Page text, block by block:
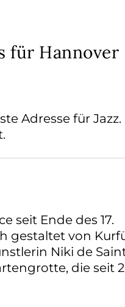
für Hannover
Adresse für Jazz.
seit Ende des 17.
gestaltet von
Niki de
die seit